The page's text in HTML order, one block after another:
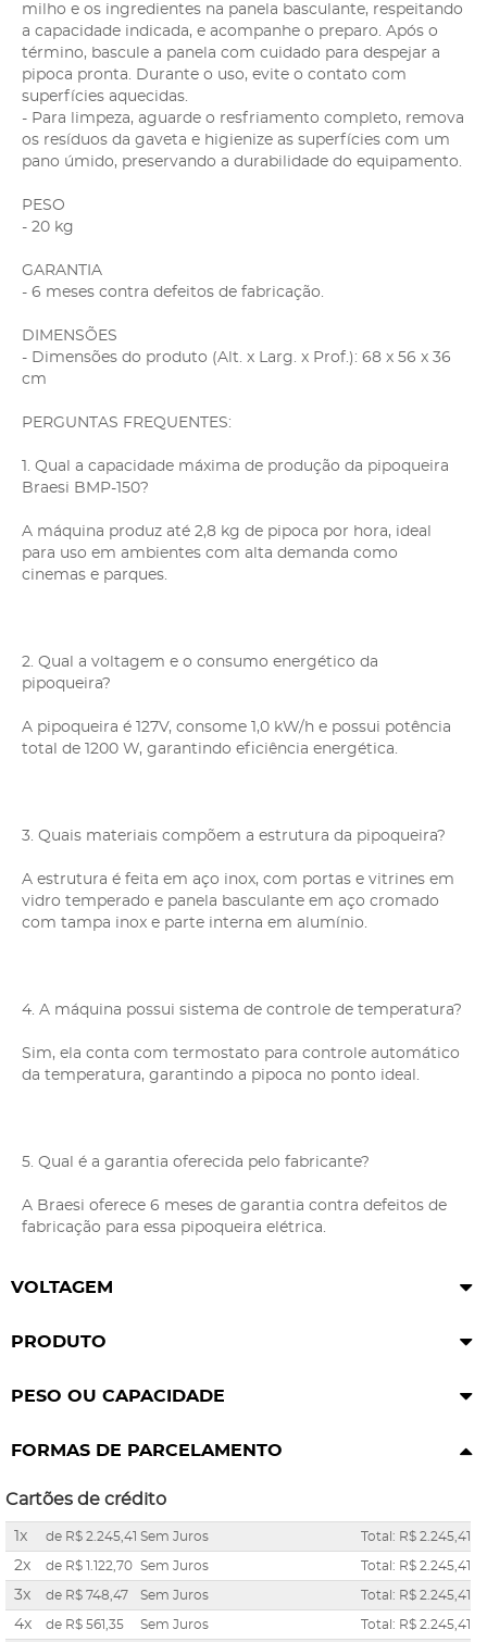
milho e os ingredientes na panela basculante, respeitando
a capacidade indicada, e acompanhe o preparo. Após o
término, bascule a panela com cuidado para despejar a
pipoca pronta. Durante o uso, evite o contato com
superfícies aquecidas.
- Para limpeza, aguarde o resfriamento completo, remova
os resíduos da gaveta e higienize as superfícies com um
pano úmido, preservando a durabilidade do equipamento.
PESO
- 20 kg
GARANTIA
- 6 meses contra defeitos de fabricação.
DIMENSÕES
- Dimensões do produto (Alt. x Larg. x Prof.): 68 x 56 x 36
cm
PERGUNTAS FREQUENTES:
1. Qual a capacidade máxima de produção da pipoqueira
Braesi BMP-150?
A máquina produz até 2,8 kg de pipoca por hora, ideal
para uso em ambientes com alta demanda como
cinemas e parques.
2. Qual a voltagem e o consumo energético da
pipoqueira?
A pipoqueira é 127V, consome 1,0 kW/h e possui potência
total de 1200 W, garantindo eficiência energética.
3. Quais materiais compõem a estrutura da pipoqueira?
A estrutura é feita em aço inox, com portas e vitrines em
vidro temperado e panela basculante em aço cromado
com tampa inox e parte interna em alumínio.
4. A máquina possui sistema de controle de temperatura?
Sim, ela conta com termostato para controle automático
da temperatura, garantindo a pipoca no ponto ideal.
5. Qual é a garantia oferecida pelo fabricante?
A Braesi oferece 6 meses de garantia contra defeitos de
fabricação para essa pipoqueira elétrica.
VOLTAGEM
PRODUTO
PESO OU CAPACIDADE
FORMAS DE PARCELAMENTO
Cartões de crédito
1x de R$ 2.245,41 Sem Juros Total: R$ 2.245,41
2x de R$ 1.122,70 Sem Juros Total: R$ 2.245,41
3x de R$ 748,47 Sem Juros Total: R$ 2.245,41
4x de R$ 561,35 Sem Juros Total: R$ 2.245,41